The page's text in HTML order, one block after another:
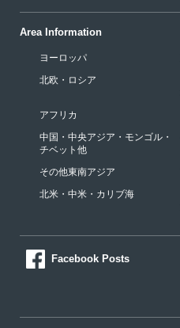
Area Information
ヨーロッパ
北欧・ロシア
アフリカ
中国・中央アジア・モンゴル・
チベット他
その他東南アジア
北米・中米・カリブ海
Facebook Posts